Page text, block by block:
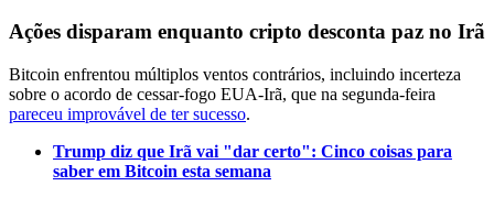
Ações disparam enquanto cripto desconta paz no Irã
Bitcoin enfrentou múltiplos ventos contrários, incluindo incerteza
sobre o acordo de cessar-fogo EUA-Irã, que na segunda-feira
pareceu improvável de ter sucesso.
Trump diz que Irã vai "dar certo": Cinco coisas para
saber em Bitcoin esta semana